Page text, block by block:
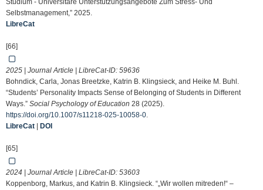
Studium - Universitäre Unterstützungsangebote Zum Stress- Und
Selbstmanagement,” 2025.
LibreCat
[66]
2025 | Journal Article | LibreCat-ID: 59636
Bohndick, Carla, Jonas Breetzke, Katrin B. Klingsieck, and Heike M. Buhl.
“Students’ Personality Impacts Sense of Belonging of Students in Different
Ways.” Social Psychology of Education 28 (2025).
https://doi.org/10.1007/s11218-025-10058-0.
LibreCat
DOI
[65]
2024 | Journal Article | LibreCat-ID: 53603
Koppenborg, Markus, and Katrin B. Klingsieck. “„Wir wollen mitreden!“ –